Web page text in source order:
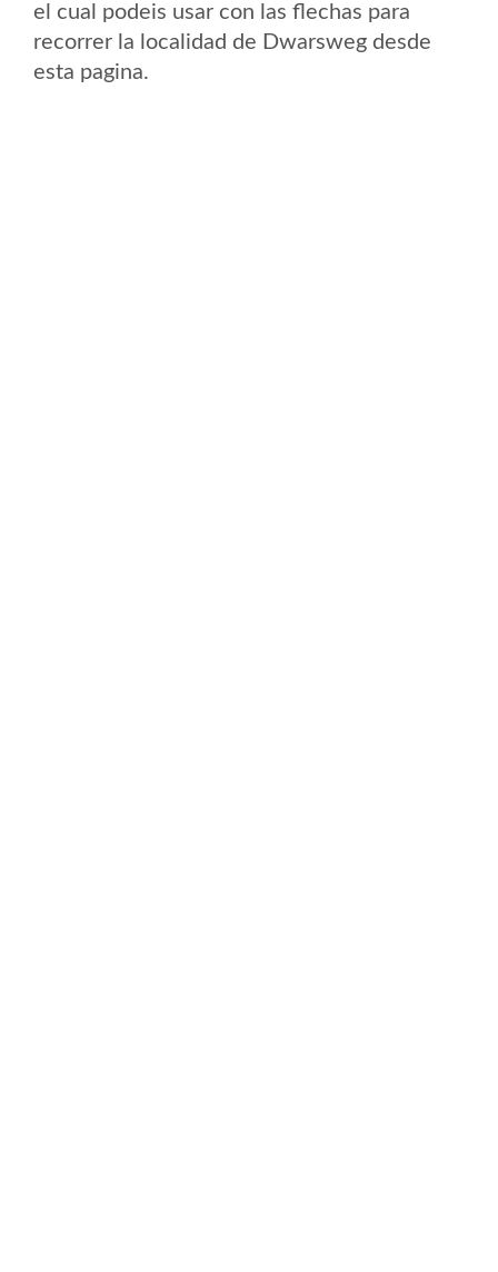
el cual podeis usar con las flechas para
recorrer la localidad de Dwarsweg desde
esta pagina.